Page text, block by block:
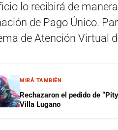
lo recibirá de
de Pago Único.
de Atención Virtual
MIRÁ TAMBIÉN
Rechazaron el pedido de
Villa Lugano